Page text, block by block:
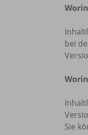
bei
Sie